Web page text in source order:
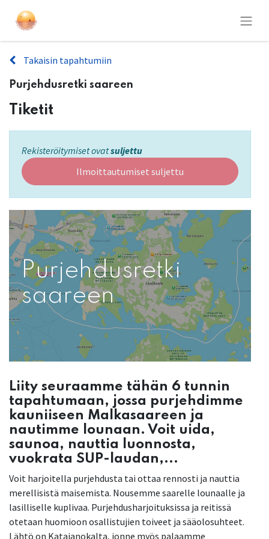
Takaisin tapahtumiin
Purjehdusretki saareen
Tiketit
Rekisteröitymiset ovatsuljettu
Ilmoittautumiset suljettu
Purjehdusretki
saareen
Liity seuraamme tähän 6 tunnin
tapahtumaan, jossa purjehdimme
kauniiseen Malkasaareen ja
nautimme lounaan. Voit uida,
saunoa, nauttia luonnosta,
vuokrata SUP-laudan,...
Voit harjoitella purjehdusta tai ottaa rennosti ja nauttia
merellisistä maisemista. Nousemme saarelle lounaalle ja
lasilliselle kuplivaa. Purjehdusharjoituksissa ja reitissä
otetaan huomioon osallistujien toiveet ja sääolosuhteet.
Lähtö on Katajanokalta, jonne myös palaamme